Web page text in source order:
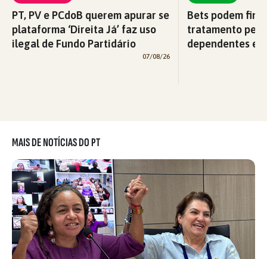
PT, PV e PCdoB querem apurar se
plataforma ‘Direita Já’ faz uso
ilegal de Fundo Partidário
07/08/26
Bets podem
tratamento pelo
dependentes
MAIS DE NOTÍCIAS DO PT